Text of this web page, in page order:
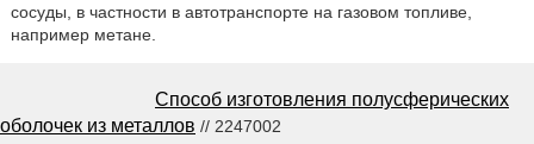
сосуды, в частности в автотранспорте на газовом топливе,
например метане.
Способ изготовления полусферических
оболочек из металлов // 2247002